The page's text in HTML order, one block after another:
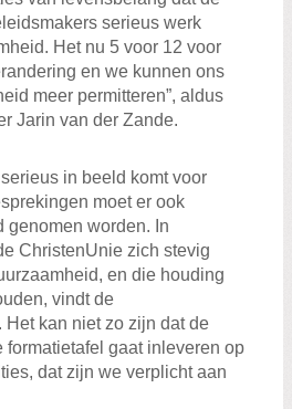
serieus werk
Het nu 5 voor 12 voor
en we kunnen ons
meer permitteren”, aldus
Jarin van der Zande.
in beeld komt voor
moet er ook
genomen worden. In
ChristenUnie zich stevig
en die houding
vindt de
kan niet zo zijn dat de
gaat inleveren op
dat zijn we verplicht aan